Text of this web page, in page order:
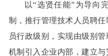
以“选贤任能”为导向
制，推行管理技术人员聘
员行政级别，实现由级别
机制引入企业内部，建立